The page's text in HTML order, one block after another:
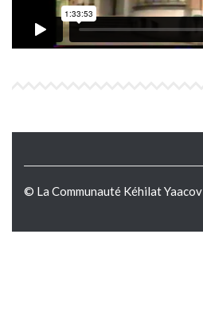
© La Communauté Kéhilat Yaacov